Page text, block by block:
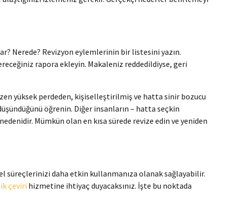
Nerede? Revizyon eylemlerinin bir listesini yazın.
rapora ekleyin. Makaleniz reddedildiyse, geri
yüksek perdeden, kişiselleştirilmiş ve hatta sinir bozucu
öğrenin. Diğer insanların – hatta seçkin
Mümkün olan en kısa sürede revize edin ve yeniden
süreçlerinizi daha etkin kullanmanıza olanak sağlayabilir.
çeviri hizmetine ihtiyaç duyacaksınız. İşte bu noktada